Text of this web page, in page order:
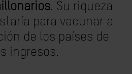
. Su riqueza
para vacunar a
de los países de
ingresos.